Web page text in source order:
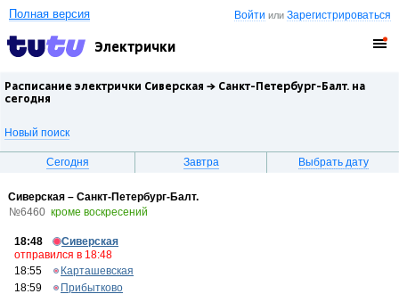
Войти илиЗарегистрироваться
Полная версия
Электрички
Расписание электрички Сиверская → Санкт-Петербург-Балт. на
сегодня
Новый поиск
Сегодня Завтра Выбрать дату
Сиверская – Санкт-Петербург-Балт.
№6460 кроме воскресений
18:48
Сиверская
отправился в 18:48
18:55
Карташевская
18:59
Прибытково